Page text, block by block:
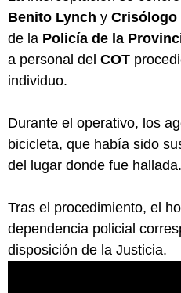
Benito Lynch y Crisólogo
de la Policía de la
a personal del COT
individuo.
Durante el operativo, los
bicicleta, que había sido
del lugar donde fue hallada.
Tras el procedimiento, el
dependencia policial
disposición de la Justicia.